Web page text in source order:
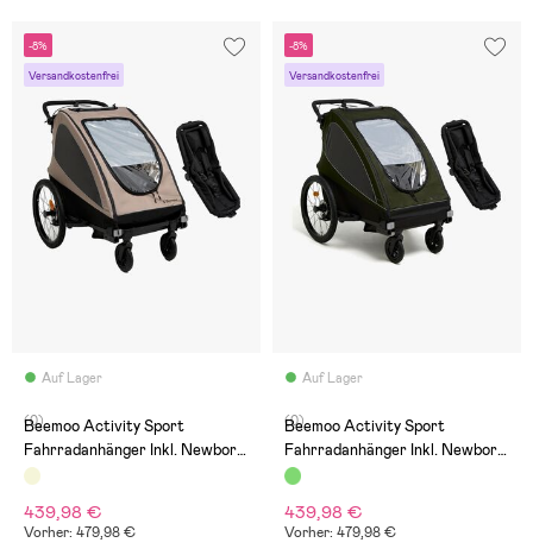
-8%
Versandkostenfrei
Auf Lager
(0)
Beemoo Activity Sport
Fahrradanhänger Inkl. Newborn
Set, Beige
439,98 €
Vorher: 479,98 €
-8%
Versandkostenfrei
Auf Lager
(0)
Beemoo Activity Sport
Fahrradanhänger Inkl. Newborn
Set, Green
439,98 €
Vorher: 479,98 €